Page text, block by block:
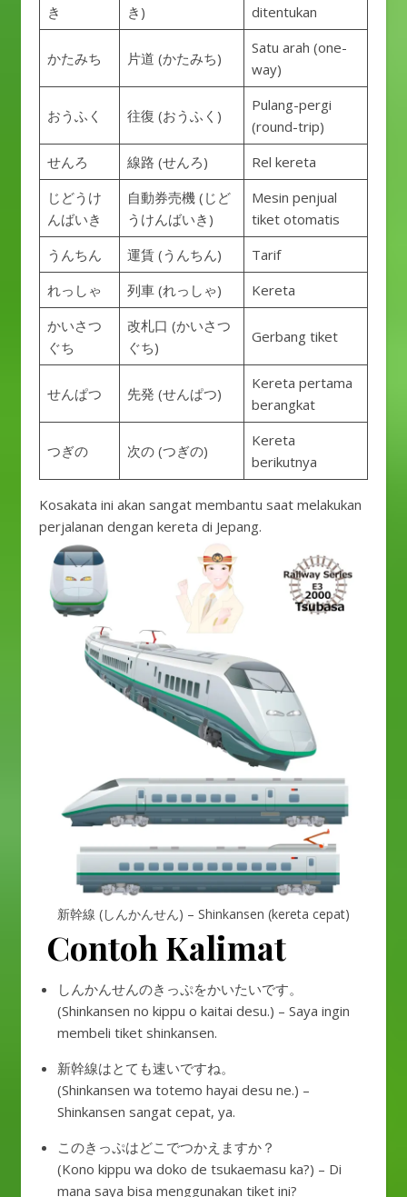
き
き)
ditentukan
かたみち 片道 (かたみち)
Satu arah (one-
way)
おうふく 往復 (おうふく)
Pulang-pergi
(round-trip)
せんろ
線路 (せんろ)
Rel kereta
じどうけ
んばいき
自動券売機 (じど
うけんばいき)
Mesin penjual
tiket otomatis
うんちん
運賃 (うんちん)
Tarif
れっしゃ
列車 (れっしゃ)
Kereta
かいさつ
ぐち
改札口 (かいさつ
ぐち)
Gerbang tiket
せんぱつ 先発 (せんぱつ)
Kereta pertama
berangkat
つぎの 次の (つぎの)
Kereta
berikutnya
Kosakata ini akan sangat membantu saat melakukan
perjalanan dengan kereta di Jepang.
新幹線 (しんかんせん) – Shinkansen (kereta cepat)
Contoh Kalimat
しんかんせんのきっぷをかいたいです。
(Shinkansen no kippu o kaitai desu.) – Saya ingin
membeli tiket shinkansen.
新幹線はとても速いですね。
(Shinkansen wa totemo hayai desu ne.) –
Shinkansen sangat cepat, ya.
このきっぷはどこでつかえますか？
(Kono kippu wa doko de tsukaemasu ka?) – Di
mana saya bisa menggunakan tiket ini?